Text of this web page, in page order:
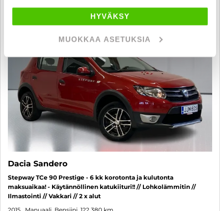
HYVÄKSY
MUOKKAA ASETUKSIA
Dacia Sandero
Stepway TCe 90 Prestige - 6 kk korotonta ja kulutonta
maksuaikaa! - Käytännöllinen katukiituri!! // Lohkolämmitin //
Ilmastointi // Vakkari // 2 x alut